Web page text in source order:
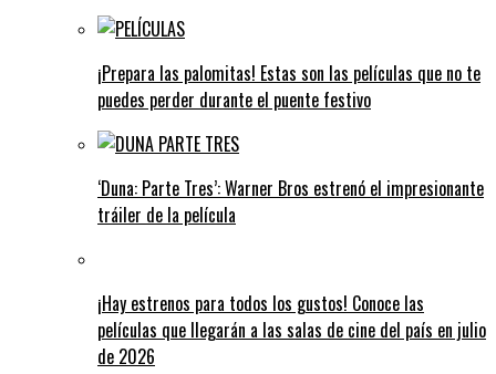
¡Prepara las palomitas! Estas son las películas que no te
puedes perder durante el puente festivo
‘Duna: Parte Tres’: Warner Bros estrenó el impresionante
tráiler de la película
¡Hay estrenos para todos los gustos! Conoce las
películas que llegarán a las salas de cine del país en julio
de 2026